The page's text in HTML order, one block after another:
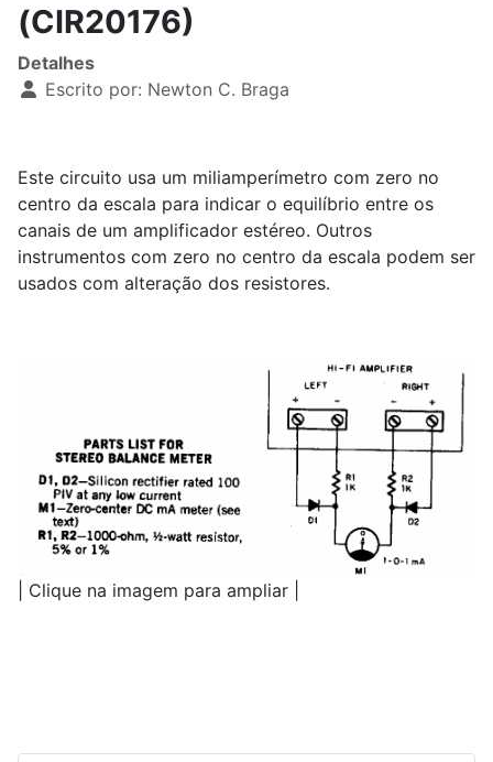
(CIR20176)
Detalhes
Escrito por: Newton C. Braga
Este circuito usa um miliamperímetro com zero no
centro da escala para indicar o equilíbrio entre os
canais de um amplificador estéreo. Outros
instrumentos com zero no centro da escala podem ser
usados com alteração dos resistores.
| Clique na imagem para ampliar |